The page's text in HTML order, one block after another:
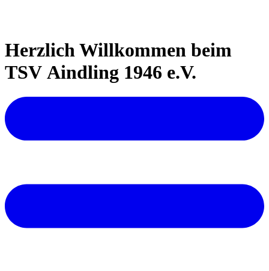
Herzlich Willkommen beim
TSV Aindling 1946 e.V.